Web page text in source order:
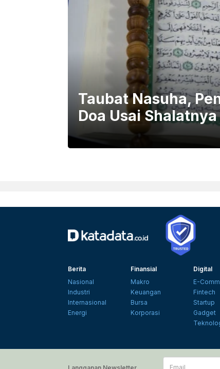
Taubat Nasuha,
Doa Usai Shalatnya
Berita
Nasional
Industri
Internasional
Energi
Finansial
Makro
Keuangan
Bursa
Korporasi
Digital
E-
Fintech
Startup
Gadget
Email